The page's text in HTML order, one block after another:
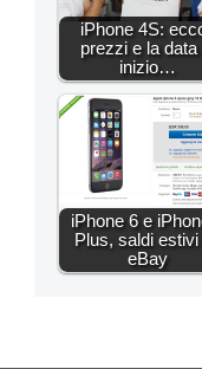
iPhone 4S:
prezzi e la data
inizio…
iPhone 6 e
Plus, saldi estivi
eBay